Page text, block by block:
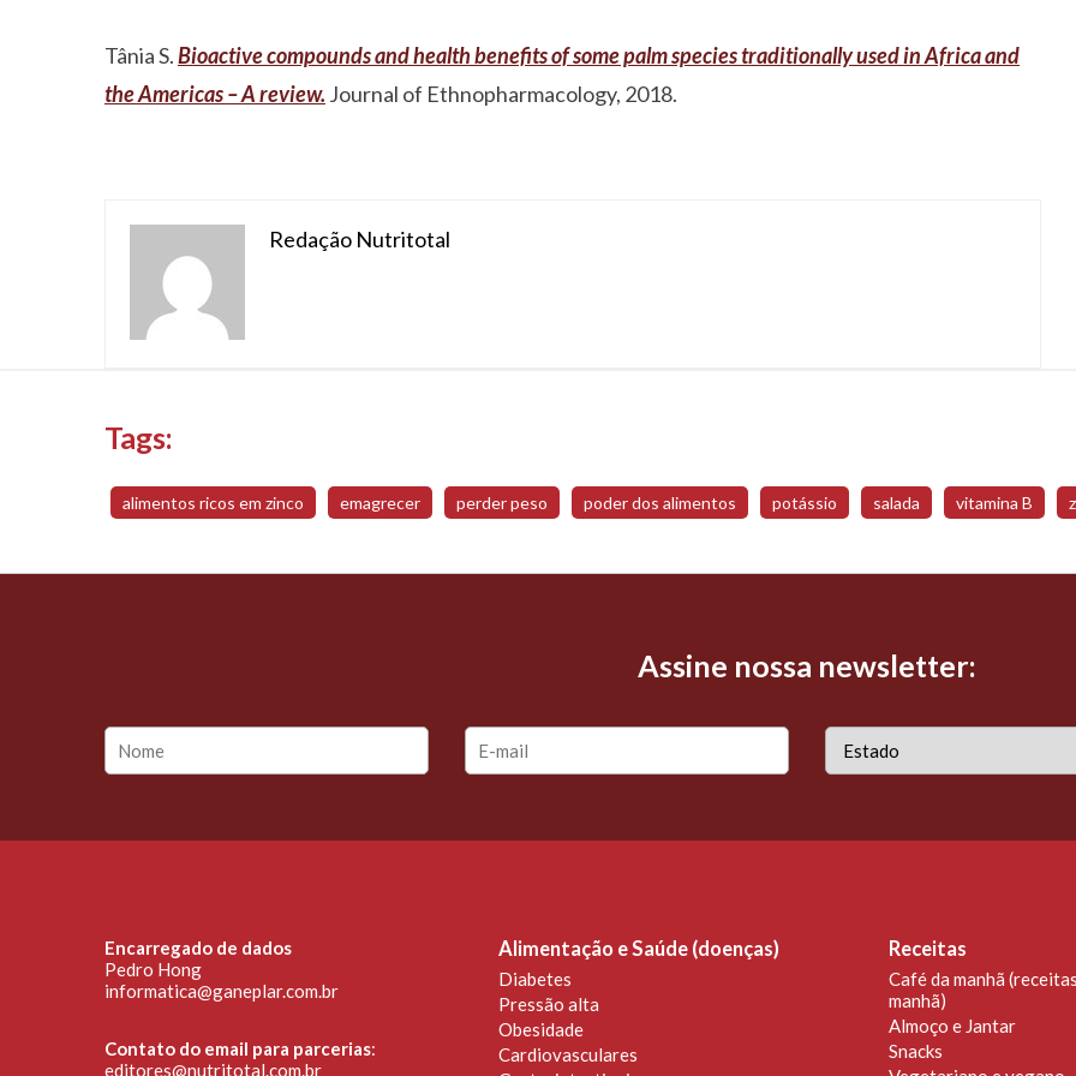
Tânia S.Bioactive compounds and health benefits of some palm species traditionally used in Africa and
the Americas – A review. Journal of Ethnopharmacology, 2018.
Redação Nutritotal
Tags:
alimentos ricos em zinco emagrecer perder peso poder dos alimentos potássio salada vitamina B
Assine nossa newsletter:
Encarregado de dados
Pedro Hong
informatica@ganeplar.com.br
Contato do email para parcerias:
editores@nutritotal.com.br
Alimentação e Saúde (doenças)
Diabetes
Pressão alta
Obesidade
Cardiovasculares
Receitas
Café da manhã
manhã)
Almoço e Jantar
Snacks